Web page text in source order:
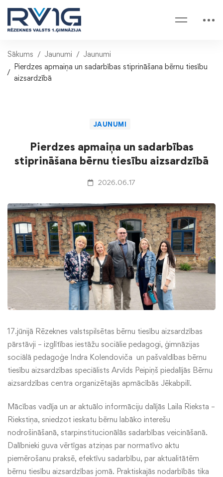
Sākums Jaunumi
Jaunumi
Pierdzes apmaiņa un sadarbības stiprināšana bērnu tiesību
aizsardzībā
JAUNUMI
Pierdzes apmaiņa un sadarbības
stiprināšana bērnu tiesību aizsardzībā
2026.06.17
17.jūnijā Rēzeknes valstspilsētas bērnu tiesību aizsardzības
pārstāvji – izglītības iestāžu sociālie pedagogi, ģimnāzijas
sociālā pedagoģe Indra Kolendoviča un pašvaldības bērnu
tiesību aizsardzības speciālists Arvīds Peipiņš piedalījās Bērnu
aizsardzības centra organizētajās apmācībās Jēkabpilī.
Mācības vadīja un ar aktuālo informāciju dalījās Laila Rieksta –
Riekstiņa, sniedzot ieskatu bērnu labāko interešu
nodrošināšanā, starpinstitucionālās sadarbības veicināšanā.
Dalībnieki guva vērtīgas atziņas par normatīvo aktu
piemērošanu praksē, efektīvu sadarbību, par aktualitātēm
bērnu tiesību aizsardzības jomā. Praktiskajās nodarbībās tika